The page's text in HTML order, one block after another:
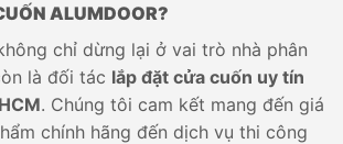
ALUMDOOR?
chỉ dừng lại ở vai trò nhà phân
là đối tác lắp đặt cửa cuốn uy tín
. Chúng tôi cam kết mang đến giá
chính hãng đến dịch vụ thi công